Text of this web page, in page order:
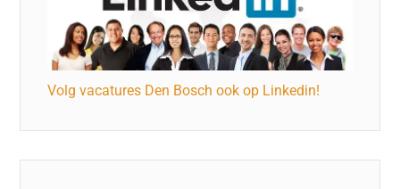
Volg vacatures Den Bosch ook op Linkedin!